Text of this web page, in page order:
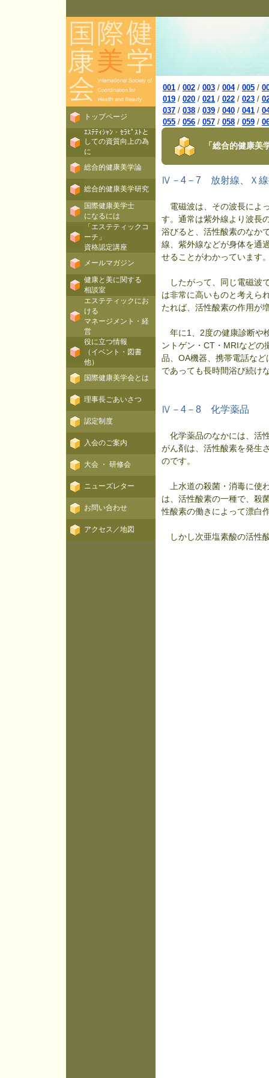
001 / 002 / 003 / 004 / 005 /
019 / 020 / 021 / 022 / 023 /
037 / 038 / 039 / 040 / 041 /
055 / 056 / 057 / 058 / 059 /
「総合的健康
Ⅳ－4－7 放射線、Ｘ線
電磁波は、その波長によ
す。通常は紫外線より波長
浴びると、活性酸素のなか
線、紫外線などが身体を通
せることがわかっています
したがって、同じ電磁波
は非常に高いものと考えら
たれば、活性酸素の作用が
年に1、2度の健康診断や
ントゲン・CT・MRIなどの
品、OA機器、携帯電話な
であっても長時間浴び続け
Ⅳ－4－8 化学薬品
化学薬品のなかには、活
がん剤は、活性酸素を発生
のです。
上水道の殺菌・消毒に使
は、活性酸素の一種で、殺
性酸素の働きによって漂白
しかし次亜塩素酸の活性
トップページ
ｴｽﾃﾃｨｼｬﾝ・ｾﾗﾋﾟｽﾄと
しての資質向上の為
に
総合的健康美学論
総合的健康美学研究
国際健康美学士
になるには
「エステティックコ
ーチ」
資格認定講座
メールマガジン
健康と美に関する
相談室
エステティックにお
ける
マネージメント・経
営
役に立つ情報
（イベント・図書
他）
国際健康美学会とは
理事長ごあいさつ
認定制度
入会のご案内
大会 ・ 研修会
ニューズレター
お問い合わせ
アクセス／地図